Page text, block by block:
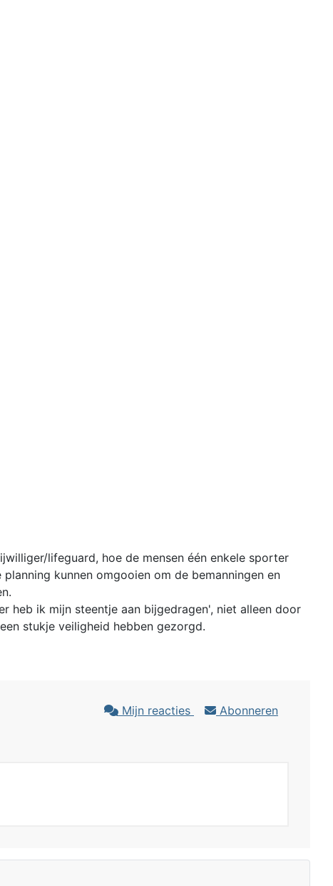
lifeguard, hoe de mensen één enkele sporter
kunnen omgooien om de bemanningen en
heb ik mijn steentje aan bijgedragen', niet alleen door
stukje veiligheid hebben gezorgd.
Mijn reacties Abonneren